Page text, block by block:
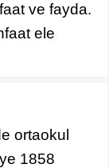
ve fayda.
ele
ortaokul
1858